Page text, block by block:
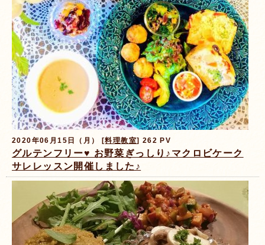
2020年06月15日（月） [料理教室] 262 PV
グルテンフリー♥️ お野菜ぎっしり♪マクロビケーク
サレレッスン開催しました♪